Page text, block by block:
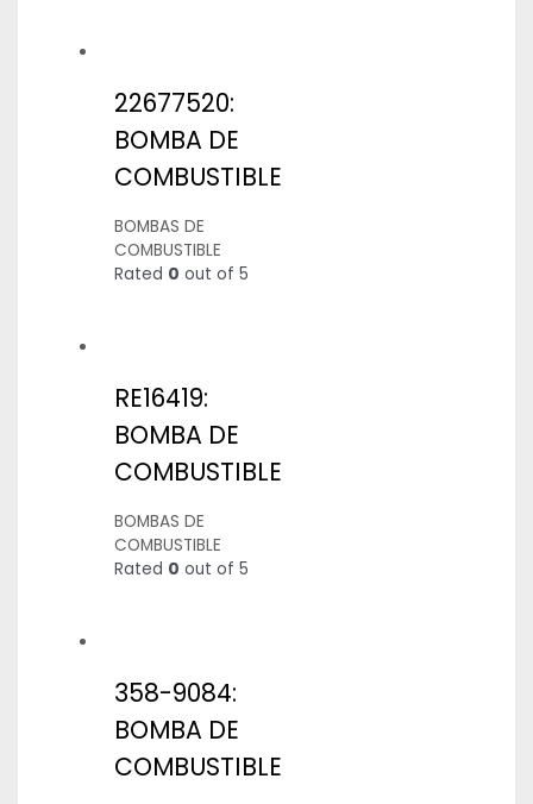
22677520:
BOMBA DE
COMBUSTIBLE
BOMBAS DE
COMBUSTIBLE
Rated 0 out of 5
RE16419:
BOMBA DE
COMBUSTIBLE
BOMBAS DE
COMBUSTIBLE
Rated 0 out of 5
358-9084:
BOMBA DE
COMBUSTIBLE